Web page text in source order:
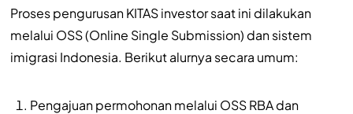
Proses pengurusan KITAS investor saat ini dilakukan
melalui OSS (Online Single Submission) dan sistem
imigrasi Indonesia. Berikut alurnya secara umum:
Pengajuan permohonan melalui OSS RBA dan